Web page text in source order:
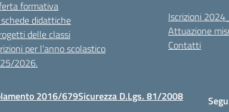
formativa
didattiche
delle classi
per l’anno scolastico
2026.
Iscrizioni
Attuazione
Contatti
2016/679Sicurezza D.Lgs. 81/2008